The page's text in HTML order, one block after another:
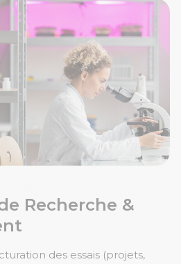
Recherche &
des essais (projets,